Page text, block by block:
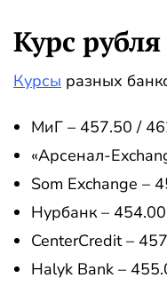
Курс
Курсы разных
МиГ – 457.50 /
«Арсенал-
Som Exchange –
Нурбанк –
CenterCredit –
Halyk Bank –